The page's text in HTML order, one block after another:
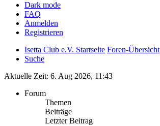
Dark mode
FAQ
Anmelden
Registrieren
Isetta Club e.V. Startseite Foren-Übersicht
Suche
Aktuelle Zeit: 6. Aug 2026, 11:43
Forum
Themen
Beiträge
Letzter Beitrag